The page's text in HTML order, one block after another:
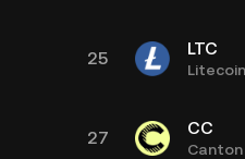
25 LTC
Litecoin
27 CC